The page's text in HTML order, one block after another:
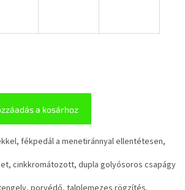
a kosárhoz
fékpedál a menetiránnyal ellentétesen,
cinkkromátozott, dupla golyósoros csapágy